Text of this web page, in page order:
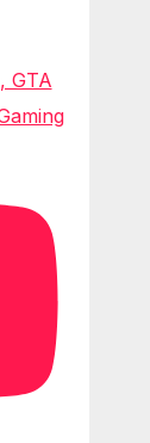
GTA